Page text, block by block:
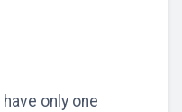
only one